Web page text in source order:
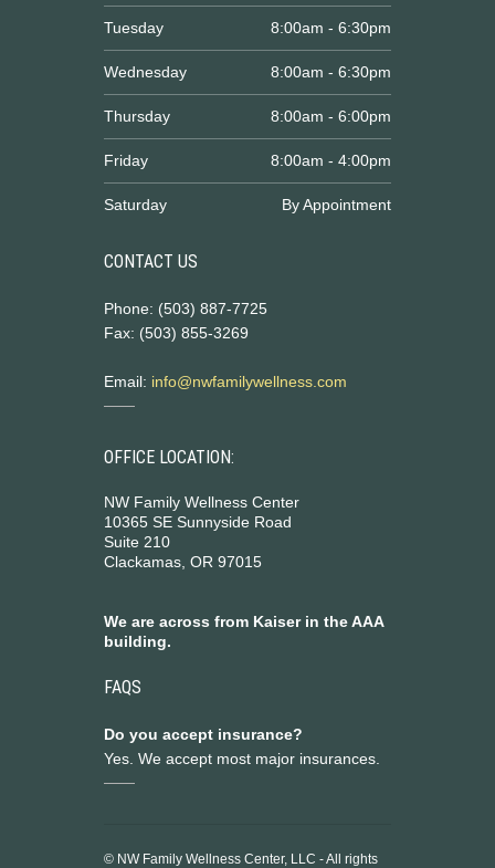
Tuesday 8:00am - 6:30pm
Wednesday 8:00am - 6:30pm
Thursday 8:00am - 6:00pm
Friday 8:00am - 4:00pm
Saturday By Appointment
CONTACT US
Phone: (503) 887-7725
Fax: (503) 855-3269
Email: info@nwfamilywellness.com
OFFICE LOCATION:
NW Family Wellness Center
10365 SE Sunnyside Road
Suite 210
Clackamas, OR 97015
We are across from Kaiser in the AAA
building.
FAQS
Do you accept insurance?
Yes. We accept most major insurances.
© NW Family Wellness Center, LLC - All rights